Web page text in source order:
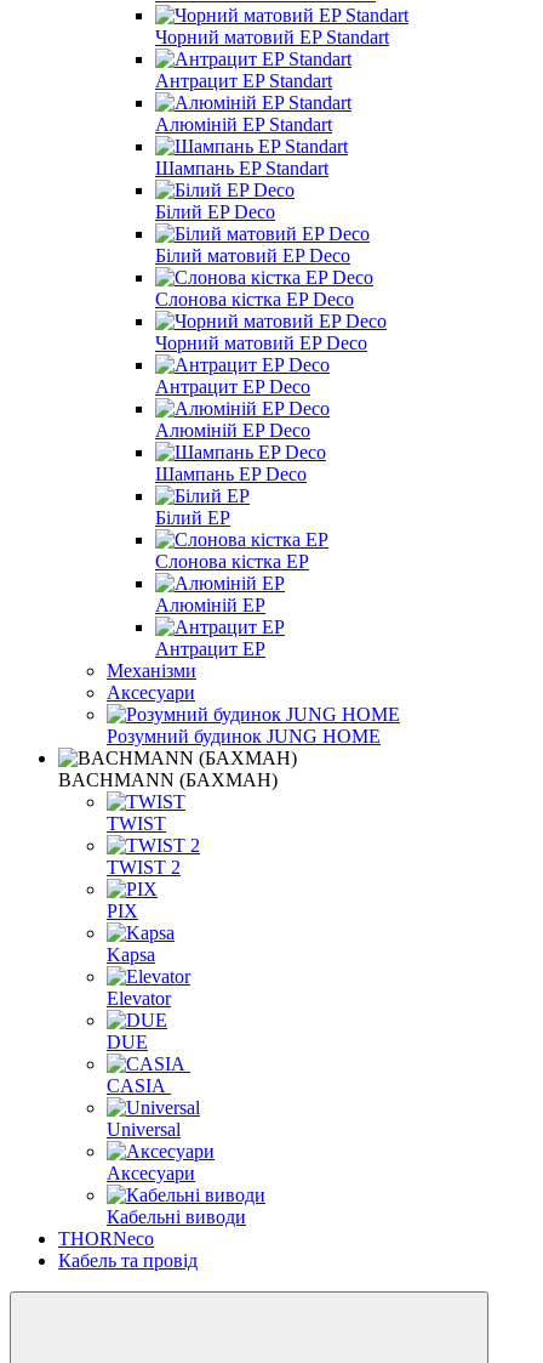
Чорний матовий EP Standart
Антрацит EP Standart
Алюміній EP Standart
Шампань EP Standart
Білий EP Deco
Білий матовий EP Deco
Слонова кістка EP Deco
Чорний матовий EP Deco
Антрацит EP Deco
Алюміній EP Deco
Шампань EP Deco
Білий EP
Слонова кістка EP
Алюміній EP
Антрацит EP
Механізми
Аксесуари
Розумний будинок JUNG HOME
BACHMANN (БАХМАН)
TWIST
TWIST 2
PIX
Kapsa
Elevator
DUE
CASIA
Universal
Аксесуари
Кабельні виводи
THORNeco
Кабель та провід